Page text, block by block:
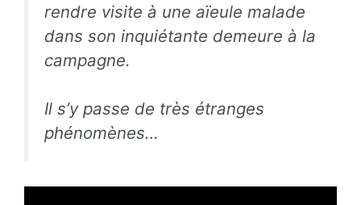
rendre visite à une aïeule malade
dans son inquiétante demeure à la
campagne.
Il s’y passe de très étranges
phénomènes…